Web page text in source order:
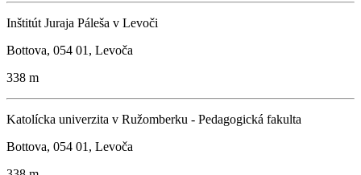
Inštitút Juraja Páleša v Levoči
Bottova, 054 01, Levoča
338 m
Katolícka univerzita v Ružomberku - Pedagogická fakulta
Bottova, 054 01, Levoča